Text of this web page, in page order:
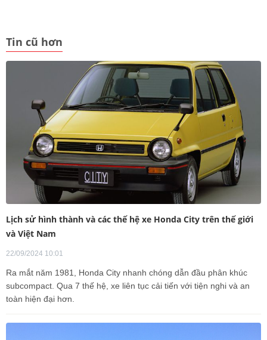
Tin cũ hơn
Lịch sử hình thành và các thế hệ xe Honda City trên thế giới
và Việt Nam
22/09/2024 10:01
Ra mắt năm 1981, Honda City nhanh chóng dẫn đầu phân khúc
subcompact. Qua 7 thế hệ, xe liên tục cải tiến với tiện nghi và an
toàn hiện đại hơn.